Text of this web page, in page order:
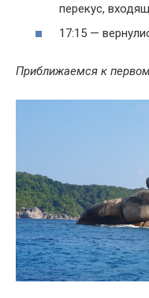
перекус,
17:15 —
Приближаемся к